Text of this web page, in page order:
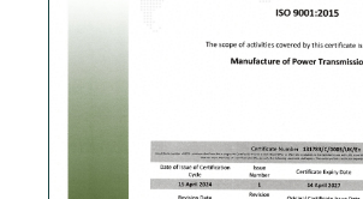
Скачать PDF